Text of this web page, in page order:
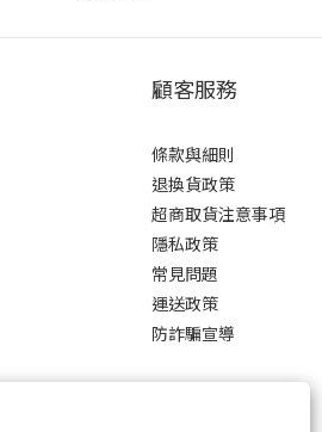
顧客服務
條款與細則
退換貨政策
超商取貨注意事項
隱私政策
常見問題
運送政策
防詐騙宣導